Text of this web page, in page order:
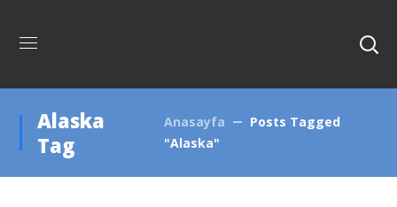
Alaska
Tag
Anasayfa
Posts Tagged
"Alaska"